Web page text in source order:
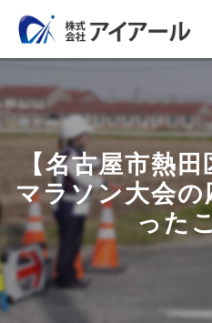
【名古屋市熱
マラソン大会
った